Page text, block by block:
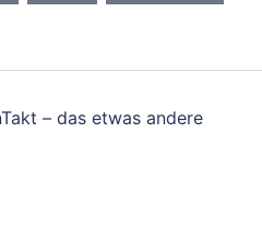
– das etwas andere